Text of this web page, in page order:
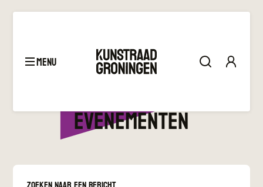
menu
evenementen